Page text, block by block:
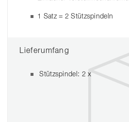
1 Satz = 2 Stützspindeln
Lieferumfang
Stützspindel: 2 x